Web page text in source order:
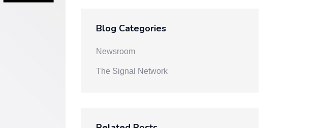
Blog Categories
Newsroom
The Signal Network